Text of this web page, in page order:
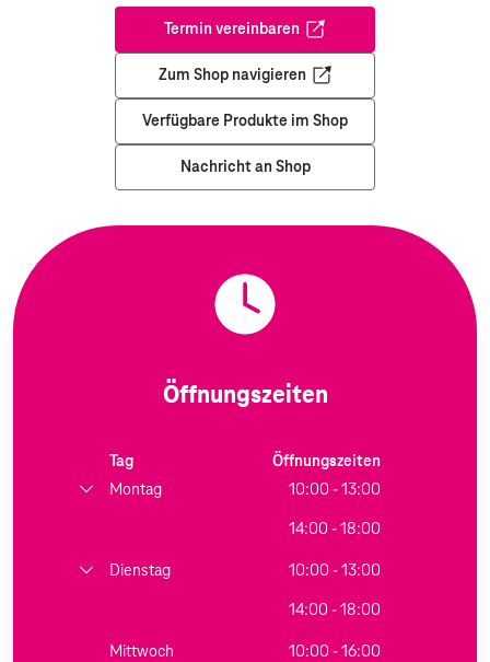
Termin vereinbaren
Öffnet in einem neuen Tab
Zum Shop navigieren
Öffnet in einem neuen Tab
Verfügbare Produkte im Shop
Nachricht an Shop
Öffnungszeiten
Tag
Öffnungszeiten
Montag
10:00 - 13:00
14:00 - 18:00
Dienstag 10:00 - 13:00
14:00 - 18:00
Mittwoch 10:00 - 16:00